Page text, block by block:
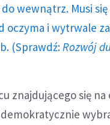
wewnątrz. Musi
oczyma i wytrwale
(Sprawdź: Rozwój
znajdującego się na